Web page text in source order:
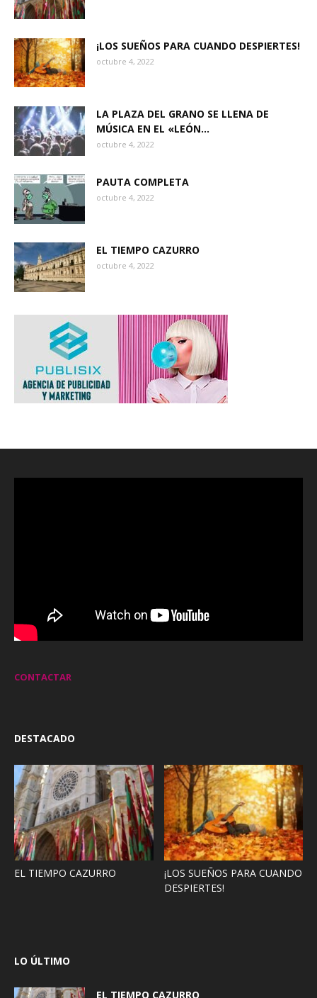
¡LOS SUEÑOS PARA CUANDO DESPIERTES!
octubre 4, 2022
LA PLAZA DEL GRANO SE LLENA DE
MÚSICA EN EL «LEÓN...
octubre 4, 2022
PAUTA COMPLETA
octubre 4, 2022
EL TIEMPO CAZURRO
octubre 4, 2022
CONTACTAR
DESTACADO
EL TIEMPO CAZURRO
¡LOS SUEÑOS PARA CUANDO
DESPIERTES!
LO ÚLTIMO
EL TIEMPO CAZURRO